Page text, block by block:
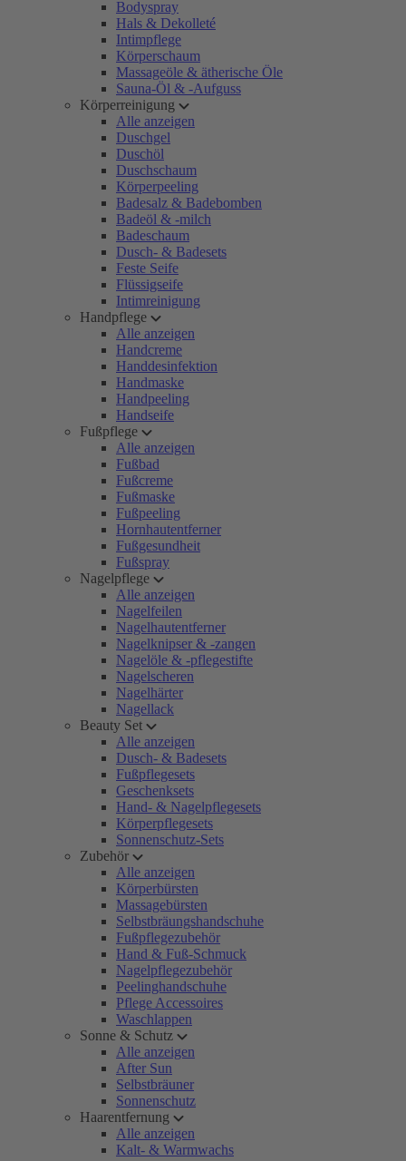
Bodyspray
Hals & Dekolleté
Intimpflege
Körperschaum
Massageöle & ätherische Öle
Sauna-Öl & -Aufguss
Körperreinigung
Alle anzeigen
Duschgel
Duschöl
Duschschaum
Körperpeeling
Badesalz & Badebomben
Badeöl & -milch
Badeschaum
Dusch- & Badesets
Feste Seife
Flüssigseife
Intimreinigung
Handpflege
Alle anzeigen
Handcreme
Handdesinfektion
Handmaske
Handpeeling
Handseife
Fußpflege
Alle anzeigen
Fußbad
Fußcreme
Fußmaske
Fußpeeling
Hornhautentferner
Fußgesundheit
Fußspray
Nagelpflege
Alle anzeigen
Nagelfeilen
Nagelhautentferner
Nagelknipser & -zangen
Nagelöle & -pflegestifte
Nagelscheren
Nagelhärter
Nagellack
Beauty Set
Alle anzeigen
Dusch- & Badesets
Fußpflegesets
Geschenksets
Hand- & Nagelpflegesets
Körperpflegesets
Sonnenschutz-Sets
Zubehör
Alle anzeigen
Körperbürsten
Massagebürsten
Selbstbräungshandschuhe
Fußpflegezubehör
Hand & Fuß-Schmuck
Nagelpflegezubehör
Peelinghandschuhe
Pflege Accessoires
Waschlappen
Sonne & Schutz
Alle anzeigen
After Sun
Selbstbräuner
Sonnenschutz
Haarentfernung
Alle anzeigen
Kalt- & Warmwachs